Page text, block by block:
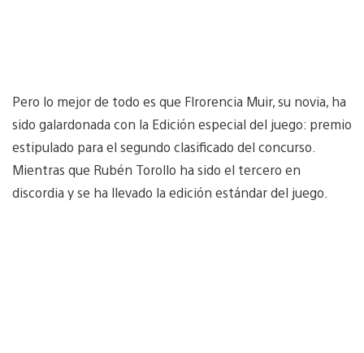
Pero lo mejor de todo es que Flrorencia Muir, su novia, ha
sido galardonada con la Edición especial del juego: premio
estipulado para el segundo clasificado del concurso.
Mientras que Rubén Torollo ha sido el tercero en
discordia y se ha llevado la edición estándar del juego.